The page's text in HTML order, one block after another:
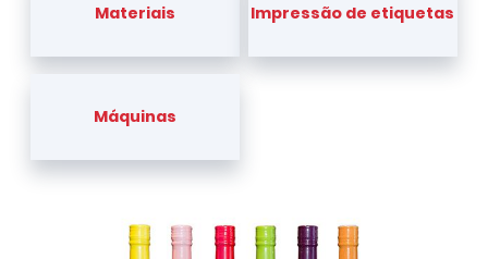
Materiais Impressão de etiquetas
Máquinas